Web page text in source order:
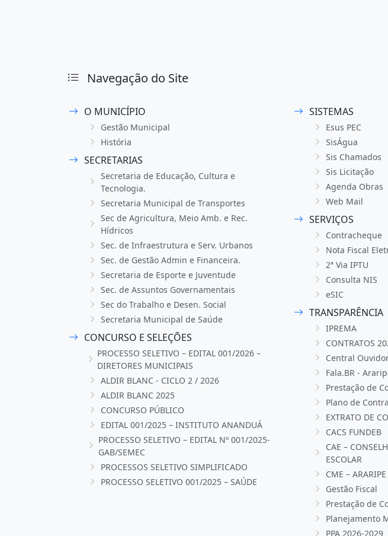
Navegação do Site
O MUNICÍPIO
Gestão Municipal
História
SECRETARIAS
Secretaria de Educação, Cultura e
Tecnologia.
Secretaria Municipal de Transportes
Sec de Agricultura, Meio Amb. e Rec.
Hídricos
Sec. de Infraestrutura e Serv. Urbanos
Sec. de Gestão Admin e Financeira.
Secretaria de Esporte e Juventude
Sec. de Assuntos Governamentais
Sec do Trabalho e Desen. Social
Secretaria Municipal de Saúde
CONCURSO E SELEÇÕES
PROCESSO SELETIVO – EDITAL 001/2026 –
DIRETORES MUNICIPAIS
ALDIR BLANC - CICLO 2 / 2026
ALDIR BLANC 2025
CONCURSO PÚBLICO
EDITAL 001/2025 – INSTITUTO ANANDUÁ
PROCESSO SELETIVO – EDITAL Nº 001/2025-
GAB/SEMEC
PROCESSOS SELETIVO SIMPLIFICADO
PROCESSO SELETIVO 001/2025 – SAÚDE
SISTEMAS
Esus PEC
SisÁgua
Sis Chamados
Sis Licitação
Agenda Obras
Web Mail
SERVIÇOS
Contracheque
Nota Fiscal
2ª Via IPTU
Consulta NIS
eSIC
TRANSPARÊNCIA
IPREMA
CONTRATOS
Central
Fala.BR -
Prestação de
Plano de
EXTRATO DE
CACS FUNDEB
CAE –
ESCOLAR
CME – ARARIPE
Gestão Fiscal
Prestação de
Planejamento
PPA 2026-2029